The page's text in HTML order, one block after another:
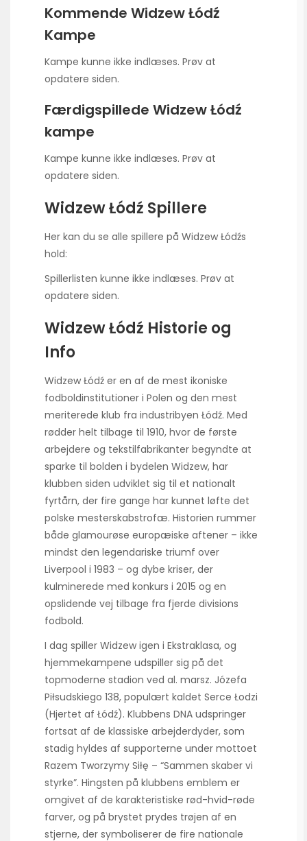
Kommende Widzew Łódź
Kampe
Kampe kunne ikke indlæses. Prøv at
opdatere siden.
Færdigspillede Widzew Łódź
kampe
Kampe kunne ikke indlæses. Prøv at
opdatere siden.
Widzew Łódź Spillere
Her kan du se alle spillere på Widzew Łódźs
hold:
Spillerlisten kunne ikke indlæses. Prøv at
opdatere siden.
Widzew Łódź Historie og
Info
Widzew Łódź er en af de mest ikoniske
fodboldinstitutioner i Polen og den mest
meriterede klub fra industribyen Łódź. Med
rødder helt tilbage til 1910, hvor de første
arbejdere og tekstilfabrikanter begyndte at
sparke til bolden i bydelen Widzew, har
klubben siden udviklet sig til et nationalt
fyrtårn, der fire gange har kunnet løfte det
polske mesterskabstrofæ. Historien rummer
både glamourøse europæiske aftener – ikke
mindst den legendariske triumf over
Liverpool i 1983 – og dybe kriser, der
kulminerede med konkurs i 2015 og en
opslidende vej tilbage fra fjerde divisions
fodbold.
I dag spiller Widzew igen i Ekstraklasa, og
hjemmekampene udspiller sig på det
topmoderne stadion ved al. marsz. Józefa
Piłsudskiego 138, populært kaldet Serce Łodzi
(Hjertet af Łódź). Klubbens DNA udspringer
fortsat af de klassiske arbejderdyder, som
stadig hyldes af supporterne under mottoet
Razem Tworzymy Siłę – “Sammen skaber vi
styrke”. Hingsten på klubbens emblem er
omgivet af de karakteristiske rød-hvid-røde
farver, og på brystet prydes trøjen af en
stjerne, der symboliserer de fire nationale